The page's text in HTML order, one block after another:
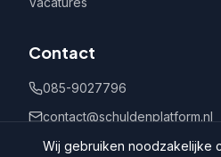
Contact
085-9027796
contact@schuldenplatform.nl
Postbus 802, 7400 AV
Wij gebruiken noodzakelijke